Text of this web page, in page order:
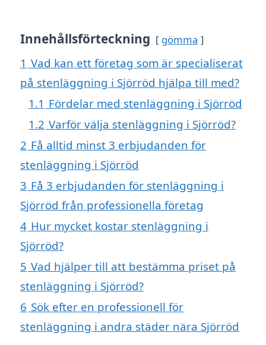
Innehållsförteckning gömma
1 Vad kan ett företag som är specialiserat
på stenläggning i Sjörröd hjälpa till med?
1.1 Fördelar med stenläggning i Sjörröd
1.2 Varför välja stenläggning i Sjörröd?
2 Få alltid minst 3 erbjudanden för
stenläggning i Sjörröd
3 Få 3 erbjudanden för stenläggning i
Sjörröd från professionella företag
4 Hur mycket kostar stenläggning i
Sjörröd?
5 Vad hjälper till att bestämma priset på
stenläggning i Sjörröd?
6 Sök efter en professionell för
stenläggning i andra städer nära Sjörröd